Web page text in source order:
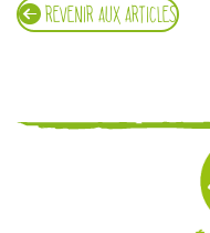
REVENIR AUX ARTICLES